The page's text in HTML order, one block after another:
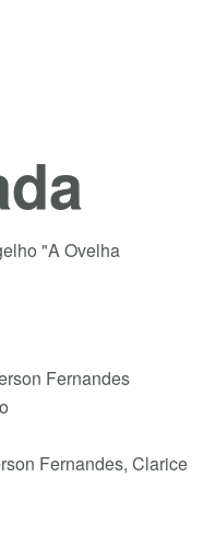
"A Ovelha
Fernandes
Fernandes, Clarice